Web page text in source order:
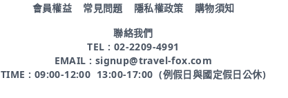
會員權益 常見問題 隱私權政策
購物須知
聯絡我們
TEL : 02-2209-4991
EMAIL : signup@travel-fox.com
TIME : 09:00-12:00 13:00-17:00 (例假日與國定假日公休)